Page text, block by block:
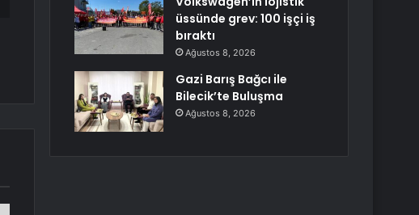
üssünde grev: 100 işçi iş
bıraktı
Ağustos 8, 2026
Gazi Barış Bağcı ile
Bilecik’te Buluşma
Ağustos 8, 2026